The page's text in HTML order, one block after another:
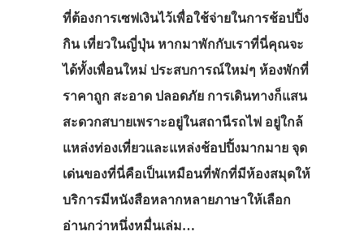
ที่ต้องการเซฟเงินไว้เพื่อใช้จ่ายในการช้อปปิ้ง
กิน เที่ยวในญี่ปุ่น หากมาพักกับเราที่นี่คุณจะ
ได้ทั้งเพื่อนใหม่ ประสบการณ์ใหม่ๆ ห้องพักที่
ราคาถูก สะอาด ปลอดภัย การเดินทางก็แสน
สะดวกสบายเพราะอยู่ในสถานีรถไฟ อยู่ใกล้
แหล่งท่องเที่ยวและแหล่งช้อปปิ้งมากมาย จุด
เด่นของที่นี่คือเป็นเหมือนที่พักที่มีห้องสมุดให้
บริการมีหนังสือหลากหลายภาษาให้เลือก
อ่านกว่าหนึ่งหมื่นเล่ม…